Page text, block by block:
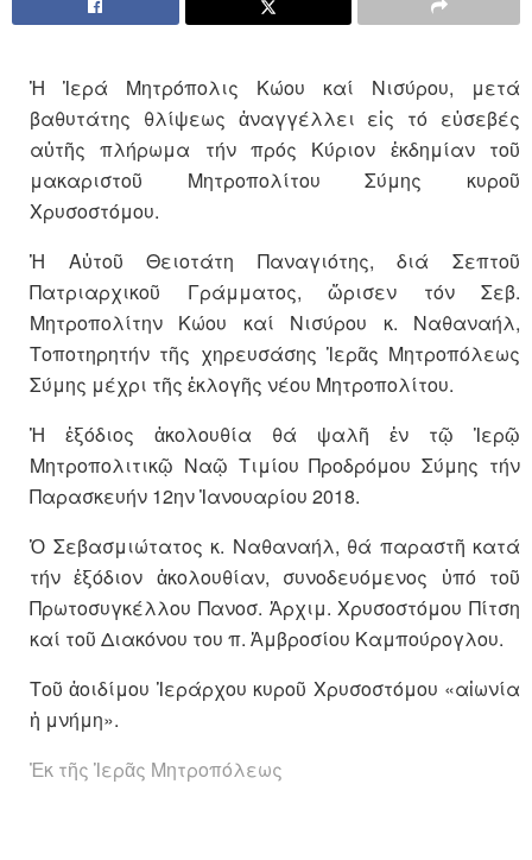
Ἡ Ἱερά Μητρόπολις Κώου καί Νισύρου, μετά
βαθυτάτης θλίψεως ἀναγγέλλει εἰς τό εὐσεβές
αὐτῆς πλήρωμα τήν πρός Κύριον ἐκδημίαν τοῦ
μακαριστοῦ Μητροπολίτου Σύμης κυροῦ
Χρυσοστόμου.
Ἡ Αὐτοῦ Θειοτάτη Παναγιότης, διά Σεπτοῦ
Πατριαρχικοῦ Γράμματος, ὥρισεν τόν Σεβ.
Μητροπολίτην Κώου καί Νισύρου κ. Ναθαναήλ,
Τοποτηρητήν τῆς χηρευσάσης Ἱερᾶς Μητροπόλεως
Σύμης μέχρι τῆς ἐκλογῆς νέου Μητροπολίτου.
Ἡ ἐξόδιος ἀκολουθία θά ψαλῆ ἐν τῷ Ἱερῷ
Μητροπολιτικῷ Ναῷ Τιμίου Προδρόμου Σύμης τήν
Παρασκευήν 12ην Ἰανουαρίου 2018.
Ὁ Σεβασμιώτατος κ. Ναθαναήλ, θά παραστῆ κατά
τήν ἐξόδιον ἀκολουθίαν, συνοδευόμενος ὑπό τοῦ
Πρωτοσυγκέλλου Πανοσ. Ἀρχιμ. Χρυσοστόμου Πίτση
καί τοῦ Διακόνου του π. Ἀμβροσίου Καμπούρογλου.
Τοῦ ἀοιδίμου Ἱεράρχου κυροῦ Χρυσοστόμου «αἰωνία
ἡ μνήμη».
Ἐκ τῆς Ἱερᾶς Μητροπόλεως